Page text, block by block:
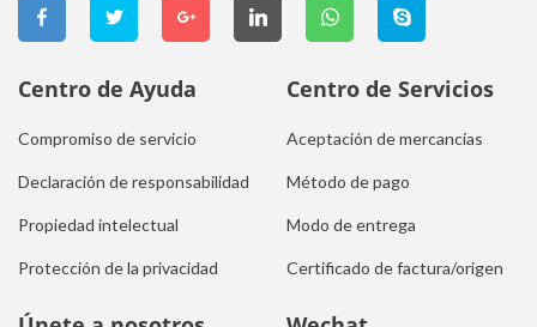
Centro de Ayuda
Compromiso de servicio
Declaración de responsabilidad
Propiedad intelectual
Protección de la privacidad
Centro de Servicios
Aceptación de mercancías
Método de pago
Modo de entrega
Certificado de factura/origen